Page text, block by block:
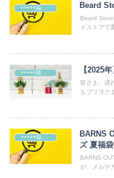
+++++福袋++++++ Beard
Beard
ドストアで
【2025
皆さま、遅
もブツヨク
BARNS
ズ 夏福
BARNS
が、メルマ